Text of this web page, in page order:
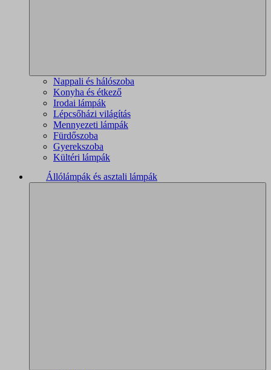
Nappali és hálószoba
Konyha és étkező
Irodai lámpák
Lépcsőházi világítás
Mennyezeti lámpák
Fürdőszoba
Gyerekszoba
Kültéri lámpák
Állólámpák és asztali lámpák